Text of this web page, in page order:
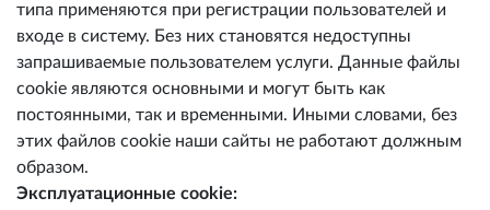
типа применяются при регистрации пользователей и
входе в систему. Без них становятся недоступны
запрашиваемые пользователем услуги. Данные файлы
cookie являются основными и могут быть как
постоянными, так и временными. Иными словами, без
этих файлов cookie наши сайты не работают должным
образом.
Эксплуатационные cookie: